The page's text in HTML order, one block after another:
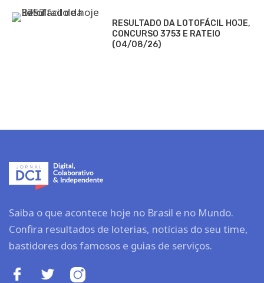
RESULTADO DA LOTOFÁCIL HOJE,
CONCURSO 3753 E RATEIO
(04/08/26)
Saiba o que acontece hoje no Brasil e no Mundo.
Confira resultados de loterias, notícias do seu time,
bastidores dos famosos e guias de serviços.